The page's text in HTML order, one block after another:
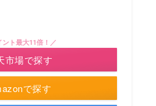
で探す
ント最大11倍！／
市場で探す